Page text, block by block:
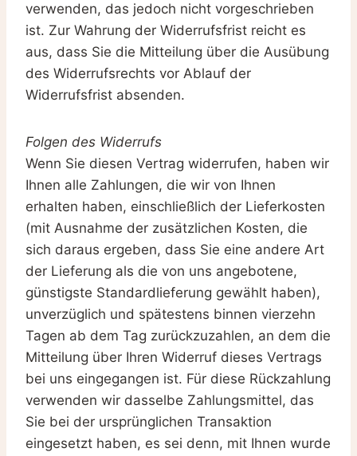
verwenden, das jedoch nicht vorgeschrieben
ist. Zur Wahrung der Widerrufsfrist reicht es
aus, dass Sie die Mitteilung über die Ausübung
des Widerrufsrechts vor Ablauf der
Widerrufsfrist absenden.
Folgen des Widerrufs
Wenn Sie diesen Vertrag widerrufen, haben wir
Ihnen alle Zahlungen, die wir von Ihnen
erhalten haben, einschließlich der Lieferkosten
(mit Ausnahme der zusätzlichen Kosten, die
sich daraus ergeben, dass Sie eine andere Art
der Lieferung als die von uns angebotene,
günstigste Standardlieferung gewählt haben),
unverzüglich und spätestens binnen vierzehn
Tagen ab dem Tag zurückzuzahlen, an dem die
Mitteilung über Ihren Widerruf dieses Vertrags
bei uns eingegangen ist. Für diese Rückzahlung
verwenden wir dasselbe Zahlungsmittel, das
Sie bei der ursprünglichen Transaktion
eingesetzt haben, es sei denn, mit Ihnen wurde